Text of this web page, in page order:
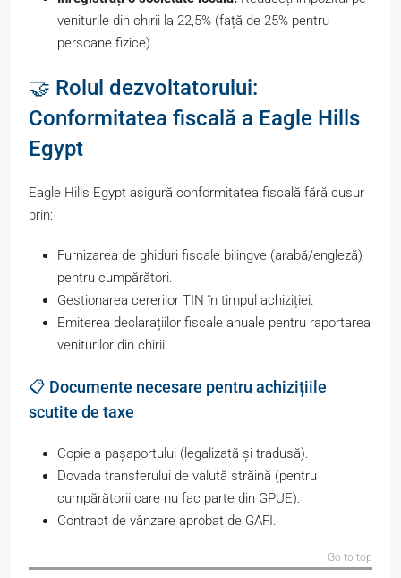
veniturile din chirii la 22,5% (față de 25% pentru
persoane fizice).
🤝 Rolul dezvoltatorului:
Conformitatea fiscală a Eagle Hills
Egypt
Eagle Hills Egypt asigură conformitatea fiscală fără cusur
prin:
Furnizarea de ghiduri fiscale bilingve (arabă/engleză)
pentru cumpărători.
Gestionarea cererilor TIN în timpul achiziției.
Emiterea declarațiilor fiscale anuale pentru raportarea
veniturilor din chirii.
📋 Documente necesare pentru achizițiile
scutite de taxe
Copie a pașaportului (legalizată și tradusă).
Dovada transferului de valută străină (pentru
cumpărătorii care nu fac parte din GPUE).
Contract de vânzare aprobat de GAFI.
Go to top